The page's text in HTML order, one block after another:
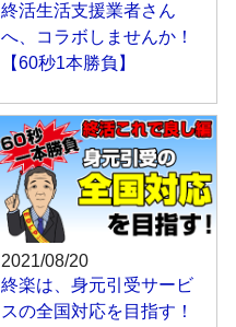
終活生活支援業者さん
へ、コラボしませんか！
【60秒1本勝負】
2021/08/20
終楽は、身元引受サービ
スの全国対応を目指す！